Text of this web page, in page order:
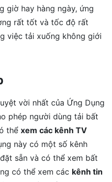
giờ hay hàng ngày, ứng
rất tốt và tốc độ rất
việc tải xuống không giới
vời nhất của Ứng Dụng
phép người dùng tải bất
thể xem các kênh TV
này có một số kênh
sẵn và có thể xem bất
có thể xem các kênh tin